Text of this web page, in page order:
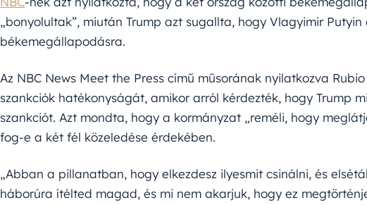
„bonyolultak”, miután Trump azt sugallta, hogy Vlagyimir
békemegállapodásra.
Az NBC News Meet the Press című műsorának nyilatkozva
szankciók hatékonyságát, amikor arról kérdezték, hogy Trump
szankciót. Azt mondta, hogy a kormányzat „reméli, hogy
fog-e a két fél közeledése érdekében.
„Abban a pillanatban, hogy elkezdesz ilyesmit csinálni, és
háborúra ítélted magad, és mi nem akarjuk, hogy ez